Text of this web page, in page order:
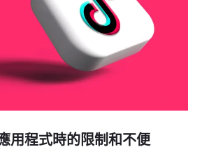
用程式時的限制和不便